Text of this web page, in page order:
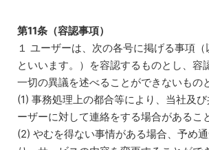
第11条（容認事項）
１ ユーザーは、次の各号に掲げる事項（
といいます。）を容認するものとし、容
一切の異議を述べることができないもの
(1) 事務処理上の都合等により、当社及
ーザーに対して連絡をする場合があるこ
(2) やむを得ない事情がある場合、予め